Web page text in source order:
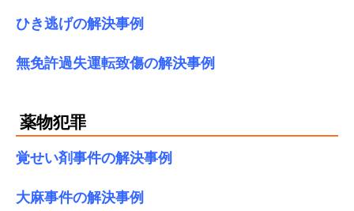
ひき逃げの解決事例
無免許過失運転致傷の解決事例
薬物犯罪
覚せい剤事件の解決事例
大麻事件の解決事例